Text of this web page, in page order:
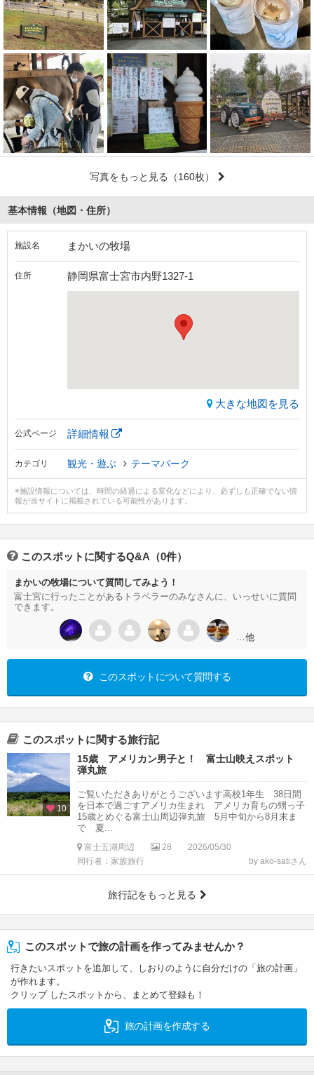
写真をもっと見る （160枚）
基本情報（地図・住所）
施設名 まかいの牧場
住所 静岡県富士宮市内野1327-1
大きな地図を見る
公式ページ 詳細情報
カテゴリ 観光・遊ぶ テーマパーク
※施設情報については、時間の経過による変化などにより、必ずしも正確でない情
報が当サイトに掲載されている可能性があります。
このスポットに関するQ&A（0件）
まかいの牧場について質問してみよう！
富士宮に行ったことがあるトラベラーのみなさんに、いっせいに質問
できます。
…他
このスポットについて質問する
このスポットに関する旅行記
10
15歳 アメリカン男子と！ 富士山映えスポット
弾丸旅
ご覧いただきありがとうございます高校1年生 38日間
を日本で過ごすアメリカ生まれ アメリカ育ちの甥っ子
15歳とめぐる富士山周辺弾丸旅 5月中旬から8月末ま
で 夏...
富士五湖周辺 28
2026/05/30
同行者：家族旅行
by ako-satiさん
旅行記をもっと見る
このスポットで旅の計画を作ってみませんか？
行きたいスポットを追加して、しおりのように自分だけの「旅の計画」
が作れます。
クリップ したスポットから、まとめて登録も！
旅の計画を作成する